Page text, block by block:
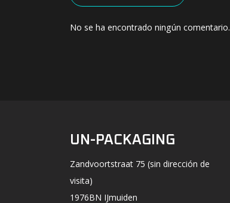
No se ha encontrado ningún comentario.
UN-PACKAGING
Zandvoortstraat 75 (sin dirección de
visita)
1976BN IJmuiden